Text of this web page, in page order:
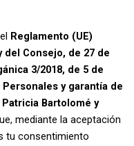
Reglamento (UE)
del Consejo, de 27 de
3/2018, de 5 de
y garantía de
Patricia Bartolomé y
mediante la aceptación
tu consentimiento